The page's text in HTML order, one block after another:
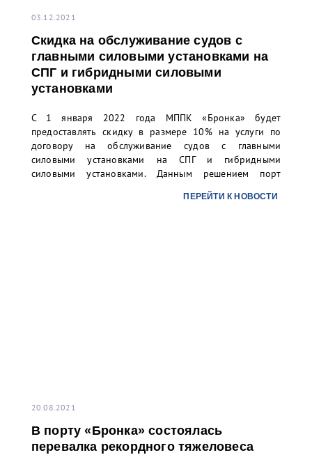
03.12.2021
Скидка на обслуживание судов с
главными силовыми установками на
СПГ и гибридными силовыми
установками
С 1 января 2022 года МППК «Бронка» будет
предоставлять скидку в размере 10% на услуги по
договору на обслуживание судов с главными
силовыми установками на СПГ и гибридными
силовыми установками. Данным решением порт
по планомерному вводу в эксплуатацию наиболее
ПЕРЕЙТИ К НОВОСТИ
20.08.2021
В порту «Бронка» состоялась
перевалка рекордного тяжеловеса